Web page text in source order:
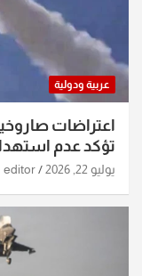
عربية ودولية
اعتراضات
تؤكد عدم
يوليو 22, 2026 editor